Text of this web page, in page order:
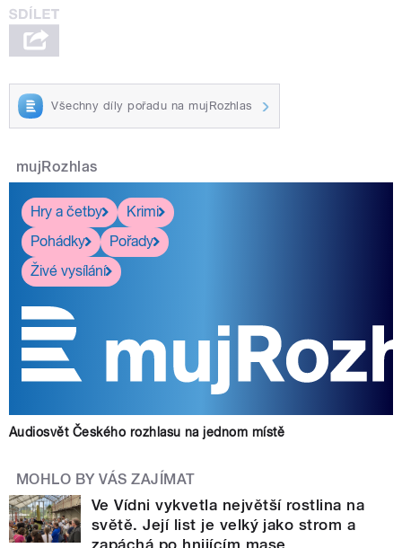
Všechny díly pořadu na mujRozhlas
mujRozhlas
Hry a četby
Krimi
Pohádky
Pořady
Živé vysílání
Audiosvět Českého rozhlasu na jednom místě
MOHLO BY VÁS ZAJÍMAT
Ve Vídni vykvetla největší rostlina na
světě. Její list je velký jako strom a
zapáchá po hnijícím mase